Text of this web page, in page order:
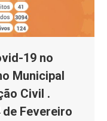
19 no
Municipal
Civil .
de Fevereiro